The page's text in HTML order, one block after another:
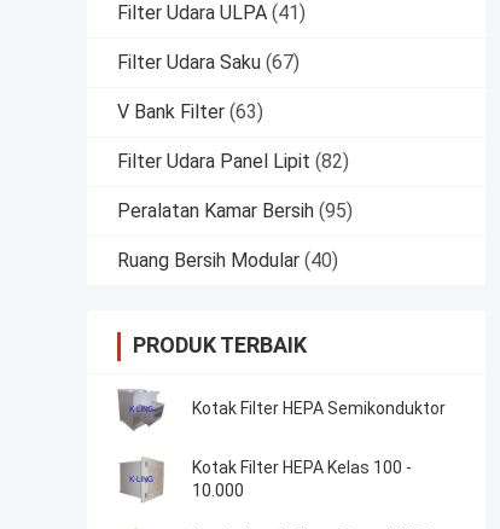
Filter Udara ULPA (41)
Filter Udara Saku (67)
V Bank Filter (63)
Filter Udara Panel Lipit (82)
Peralatan Kamar Bersih (95)
Ruang Bersih Modular (40)
PRODUK TERBAIK
Kotak Filter HEPA Semikonduktor
Kotak Filter HEPA Kelas 100 -
10.000